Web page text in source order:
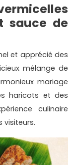
sauce de
et apprécié des
mélange de
mariage
haricots et des
culinaire
visiteurs.